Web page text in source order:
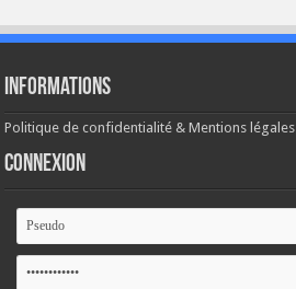
Informations
Politique de confidentialité & Mentions légales
Connexion